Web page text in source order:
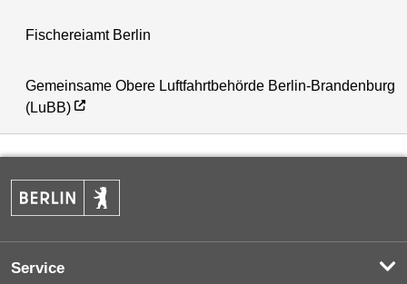
Fischereiamt Berlin
Gemeinsame Obere Luftfahrtbehörde Berlin-Brandenburg
(LuBB)
Service